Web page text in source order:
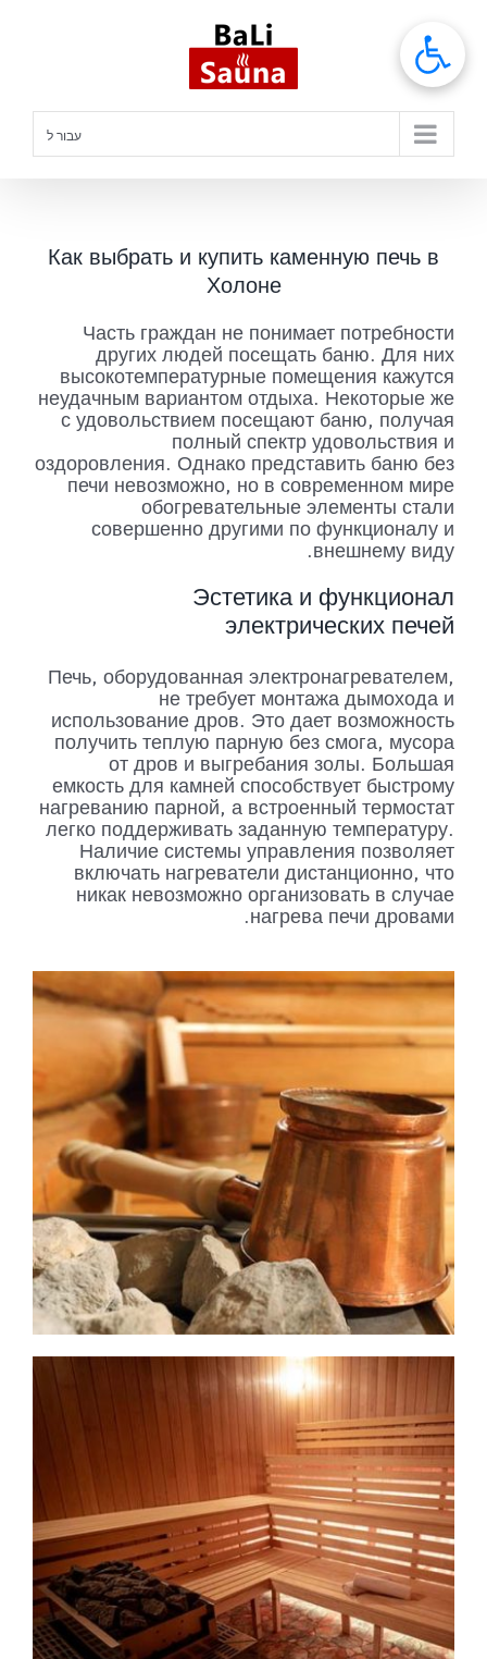
עבור ל
Как выбрать и купить каменную печь в
Холоне
Часть граждан не понимает потребности
других людей посещать баню. Для них
высокотемпературные помещения кажутся
неудачным вариантом отдыха. Некоторые же
с удовольствием посещают баню, получая
полный спектр удовольствия и
оздоровления. Однако представить баню без
печи невозможно, но в современном мире
обогревательные элементы стали
совершенно другими по функционалу и
внешнему виду.
Эстетика и функционал
электрических печей
Печь, оборудованная электронагревателем,
не требует монтажа дымохода и
использование дров. Это дает возможность
получить теплую парную без смога, мусора
от дров и выгребания золы. Большая
емкость для камней способствует быстрому
нагреванию парной, а встроенный термостат
легко поддерживать заданную температуру.
Наличие системы управления позволяет
включать нагреватели дистанционно, что
никак невозможно организовать в случае
нагрева печи дровами.